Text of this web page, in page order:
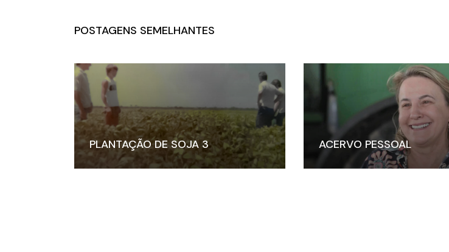
POSTAGENS SEMELHANTES
PLANTAÇÃO DE SOJA 3 ACERVO PESSOAL